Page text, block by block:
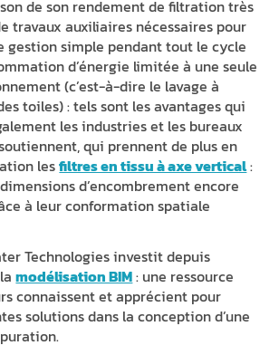
de son rendement de filtration très
travaux auxiliaires nécessaires pour
gestion simple pendant tout le cycle
d’énergie limitée à une seule
(c’est-à-dire le lavage à
toiles) : tels sont les avantages qui
les industries et les bureaux
qui prennent de plus en
lesfiltres en tissu à axe vertical:
d’encombrement encore
à leur conformation spatiale
Technologies investit depuis
lamodélisation BIM: une ressource
connaissent et apprécient pour
solutions dans la conception d’une